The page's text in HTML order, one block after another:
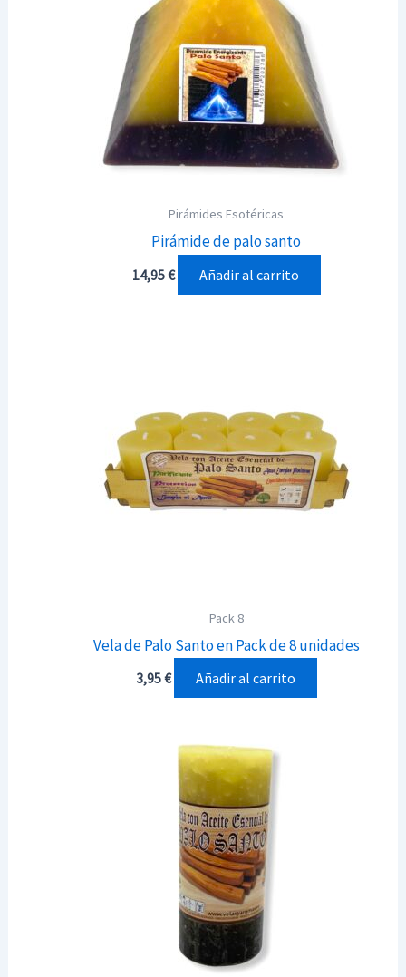
Pirámides Esotéricas
Pirámide de palo santo
14,95€ Añadir al carrito
Pack 8
Vela de Palo Santo en Pack de 8 unidades
3,95€ Añadir al carrito